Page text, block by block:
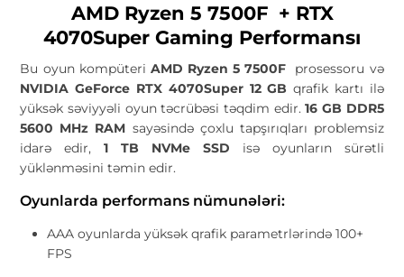
AMD Ryzen 5 7500F + RTX
4070Super Gaming Performansı
Bu oyun kompüteri AMD Ryzen 5 7500F
prosessoru və
NVIDIA GeForce RTX 4070Super 12 GB qrafik kartı ilə
yüksək səviyyəli oyun təcrübəsi təqdim edir.16 GB DDR5
5600 MHz RAM sayəsində çoxlu tapşırıqları problemsiz
idarə edir,1 TB NVMe SSD isə oyunların sürətli
yüklənməsini təmin edir.
Oyunlarda performans nümunələri:
AAA oyunlarda yüksək qrafik parametrlərində 100+
FPS